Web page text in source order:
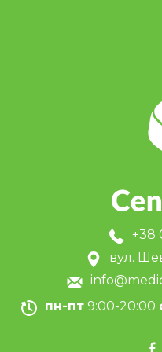
+38
вул.
пн-пт 9:00-20:00